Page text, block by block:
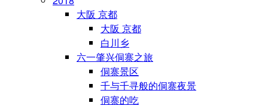
大阪 京都
大阪 京都
白川乡
六一肇兴侗寨之旅
侗寨景区
千与千寻般的侗寨夜景
侗寨的吃